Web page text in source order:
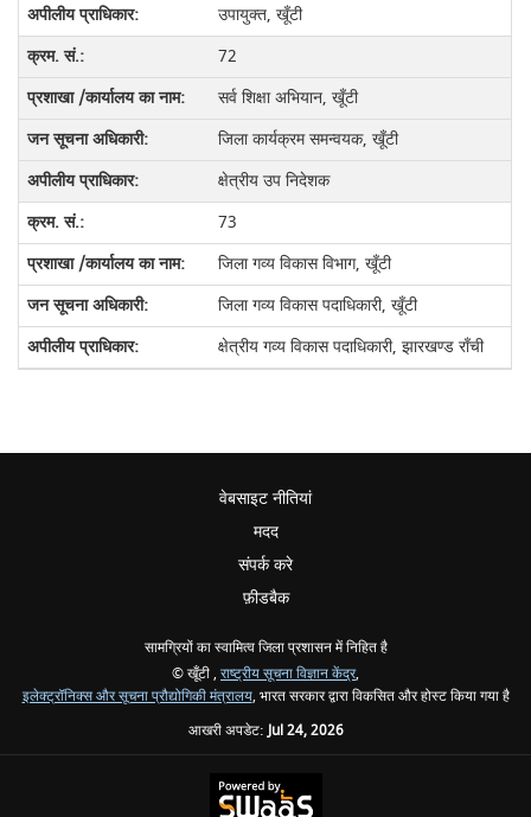
उपायुक्त, खूँटी
72
सर्व शिक्षा अभियान, खूँटी
जिला कार्यक्रम समन्वयक, खूँटी
क्षेत्रीय उप निदेशक
73
जिला गव्य विकास विभाग, खूँटी
जिला गव्य विकास पदाधिकारी, खूँटी
क्षेत्रीय गव्य विकास पदाधिकारी, झारखण्ड राँची
वेबसाइट नीतियां
मदद
संपर्क करे
फ़ीडबैक
सामग्रियों का स्वामित्व जिला प्रशासन में निहित है
© खूँटी , राष्ट्रीय सूचना विज्ञान केंद्र,
इलेक्ट्रॉनिक्स और सूचना प्रौद्योगिकी मंत्रालय, भारत सरकार द्वारा विकसित और होस्ट किया गया है
आखरी अपडेट:Jul 24, 2026